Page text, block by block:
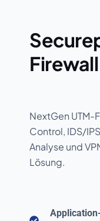
NextGen UTM-
Control, IDS/
Analyse und
Lösung.